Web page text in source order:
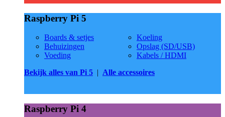
Raspberry Pi 5
Boards & setjes
Behuizingen
Voeding
Koeling
Opslag (SD/USB)
Kabels / HDMI
Bekijk alles van Pi 5 | Alle accessoires
Raspberry Pi 4